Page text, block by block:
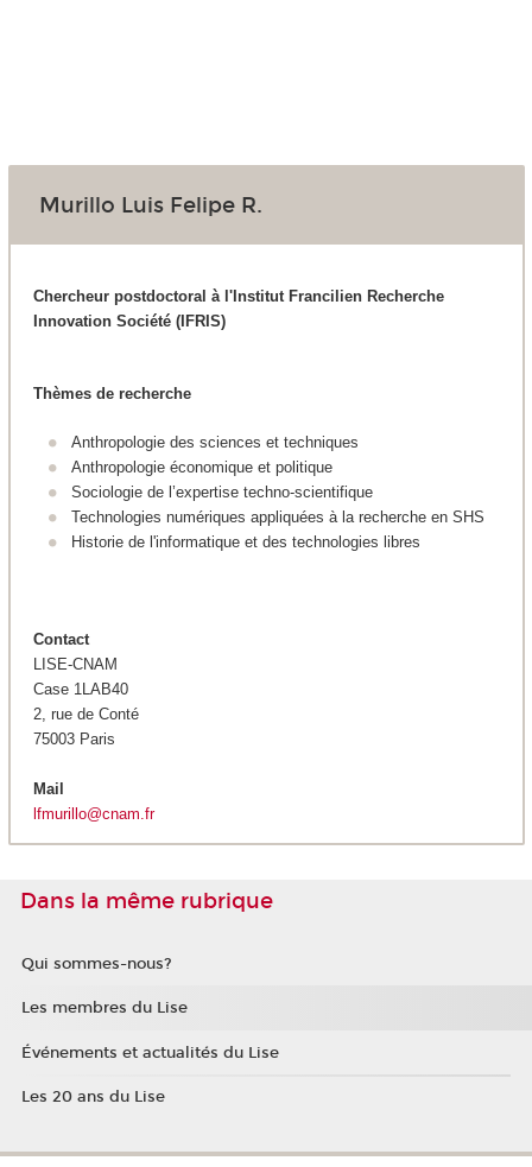
Murillo Luis Felipe R.
Chercheur postdoctoral à l'Institut Francilien Recherche
Innovation Société (IFRIS)
Thèmes de recherche
Anthropologie des sciences et techniques
Anthropologie économique et politique
Sociologie de l’expertise techno-scientifique
Technologies numériques appliquées à la recherche en SHS
Historie de l'informatique et des technologies libres
Contact
LISE-CNAM
Case 1LAB40
2, rue de Conté
75003 Paris
Mail
lfmurillo@cnam.fr
Dans la même rubrique
Qui sommes-nous?
Les membres du Lise
Événements et actualités du Lise
Les 20 ans du Lise